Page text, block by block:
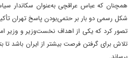
همچنان که عباس عراقچی به‌عنوان سکاندار
شکل رسمی دو بار بر حتمی‌بودن پاسخ تهران
تصور کرد که یکی از اهداف نخست‌وزیر و وزیر
تلاش برای گرفتن فرصت بیشتر از ایران باشد تا